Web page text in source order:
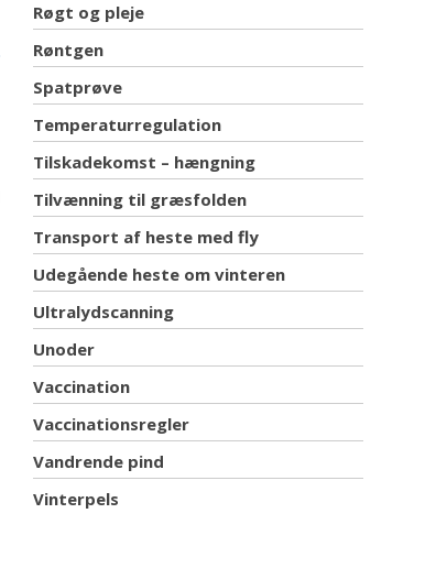
Røgt og pleje
Røntgen
Spatprøve
Temperaturregulation
Tilskadekomst – hængning
Tilvænning til græsfolden
Transport af heste med fly
Udegående heste om vinteren
Ultralydscanning
Unoder
Vaccination
Vaccinationsregler
Vandrende pind
Vinterpels